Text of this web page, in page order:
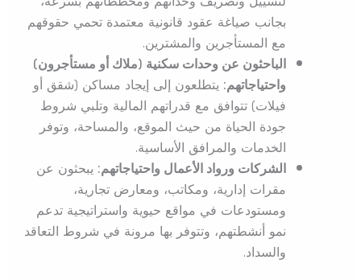
بجانب صياغة عقود قانونية معتمدة تحمي حقوقهم
مع المستأجرين والمشترين.
الباحثون عن وحدات سكنية (ملاك أو مستأجرون)
واحتياجاتهم:يتطلعون إلى إيجاد مساكن (شقق أو
فيلات) تتوافق مع قدراتهم المالية وتلبي شروط
جودة الحياة من حيث الموقع، والمساحة، وتوفر
الخدمات والمرافق الأساسية.
الشركات ورواد الأعمال واحتياجاتهم:يبحثون عن
مقرات إدارية، ومكاتب، ومعارض تجارية،
ومستودعات في مواقع حيوية واستراتيجية تدعم
نمو أنشطتهم، وتتوفر بها مرونة في شروط التعاقد
والسداد.